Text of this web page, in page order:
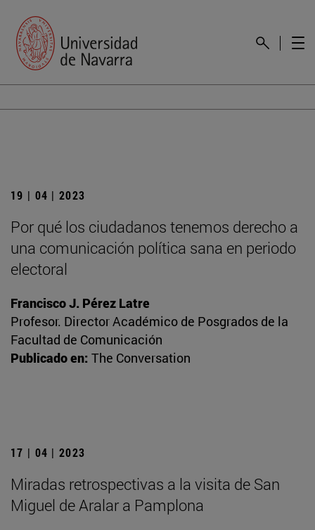
19 | 04 | 2023
Por qué los ciudadanos tenemos derecho a
una comunicación política sana en periodo
electoral
Francisco J. Pérez Latre
Profesor. Director Académico de Posgrados de la
Facultad de Comunicación
Publicado en: The Conversation
17 | 04 | 2023
Miradas retrospectivas a la visita de San
Miguel de Aralar a Pamplona